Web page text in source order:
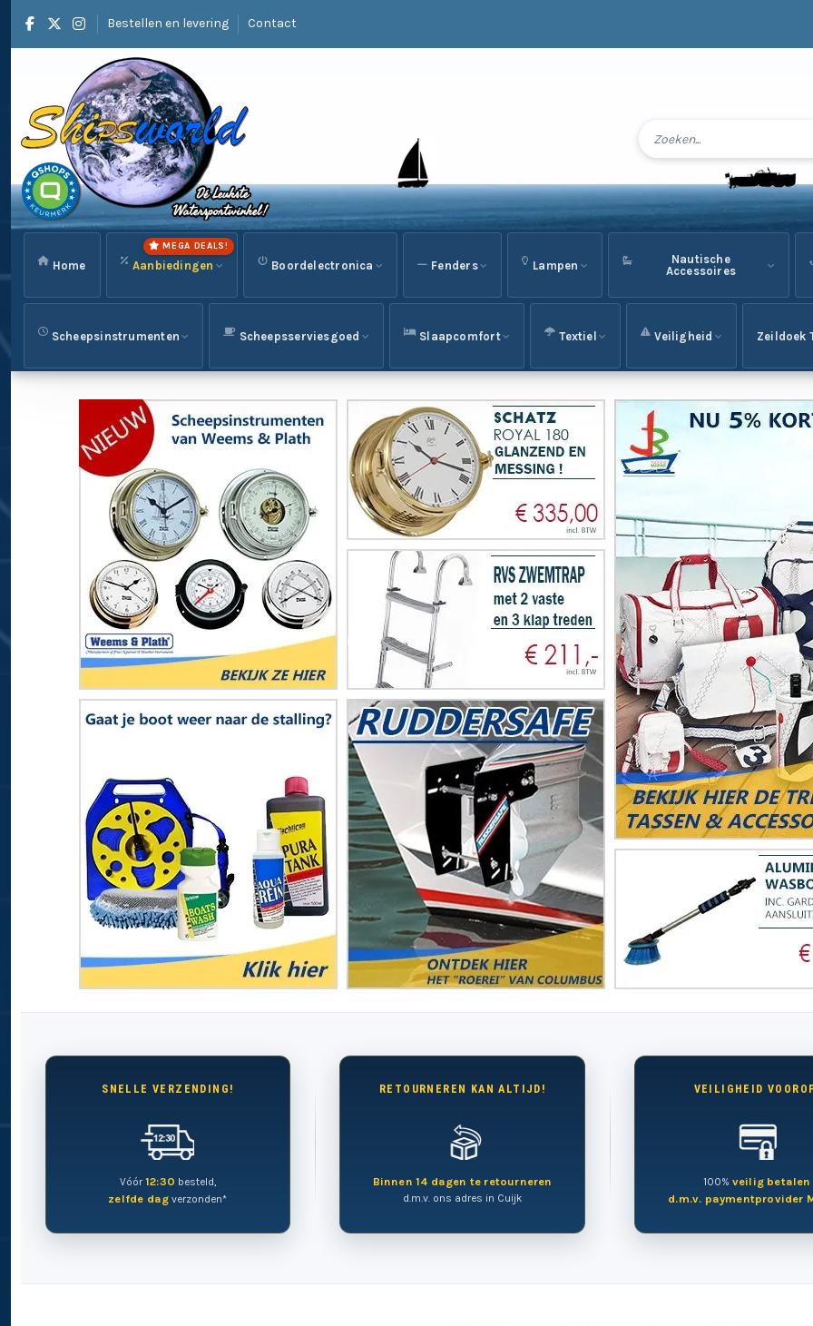
Bestellen en levering Contact
Home Aanbiedingen
MEGA DEALS!
Boordelectronica Fenders Lampen
Nautische
Accessoires
Scheepsinstrumenten Scheepsserviesgoed Slaapcomfort Textiel Veiligheid Zeildoek
SNELLE VERZENDING!
Vóór12:30 besteld,
zelfde dagverzonden*
RETOURNEREN KAN ALTIJD!
Binnen 14 dagen te retourneren
d.m.v. ons adres in Cuijk
VEILIGHEID
100% veilig betalen
d.m.v. paymentprovider